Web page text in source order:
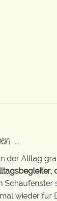
…
der Alltag
Schaufenster
wieder für